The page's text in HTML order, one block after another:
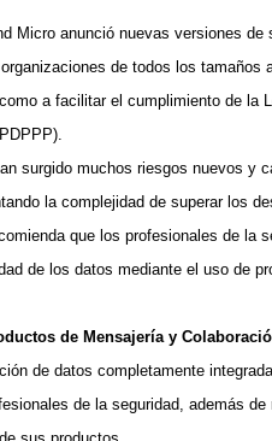
Micro anunció nuevas versiones de
de todos los
a facilitar el cumplimiento de la
surgido muchos riesgos nuevos y
la complejidad de superar los
que los profesionales de la
de los datos mediante el uso de
de Mensajería y
de datos completamente
de la seguridad, además